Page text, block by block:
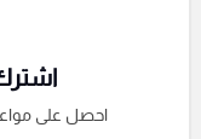
احصل على مواعيد